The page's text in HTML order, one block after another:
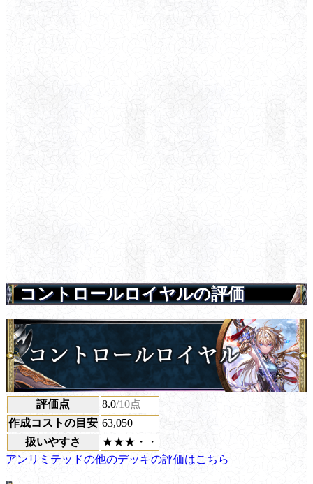
コントロールロイヤルの評価
評価点 8.0/10点
作成コストの目安 63,050
扱いやすさ
★★★・・
アンリミテッドの他のデッキの評価はこちら